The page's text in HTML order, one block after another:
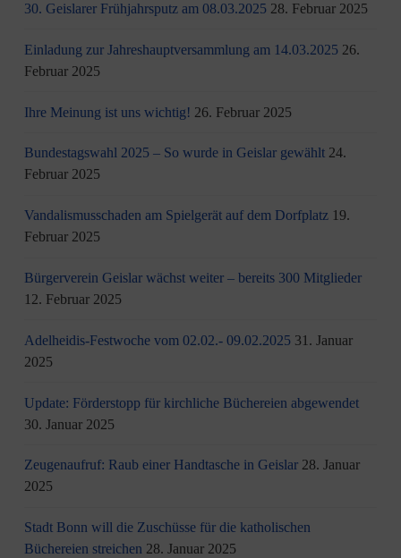
30. Geislarer Frühjahrsputz am 08.03.2025 28. Februar 2025
Einladung zur Jahreshauptversammlung am 14.03.2025 26.
Februar 2025
Ihre Meinung ist uns wichtig! 26. Februar 2025
Bundestagswahl 2025 – So wurde in Geislar gewählt 24.
Februar 2025
Vandalismusschaden am Spielgerät auf dem Dorfplatz 19.
Februar 2025
Bürgerverein Geislar wächst weiter – bereits 300 Mitglieder
12. Februar 2025
Adelheidis-Festwoche vom 02.02.- 09.02.2025 31. Januar
2025
Update: Förderstopp für kirchliche Büchereien abgewendet
30. Januar 2025
Zeugenaufruf: Raub einer Handtasche in Geislar 28. Januar
2025
Stadt Bonn will die Zuschüsse für die katholischen
Büchereien streichen 28. Januar 2025